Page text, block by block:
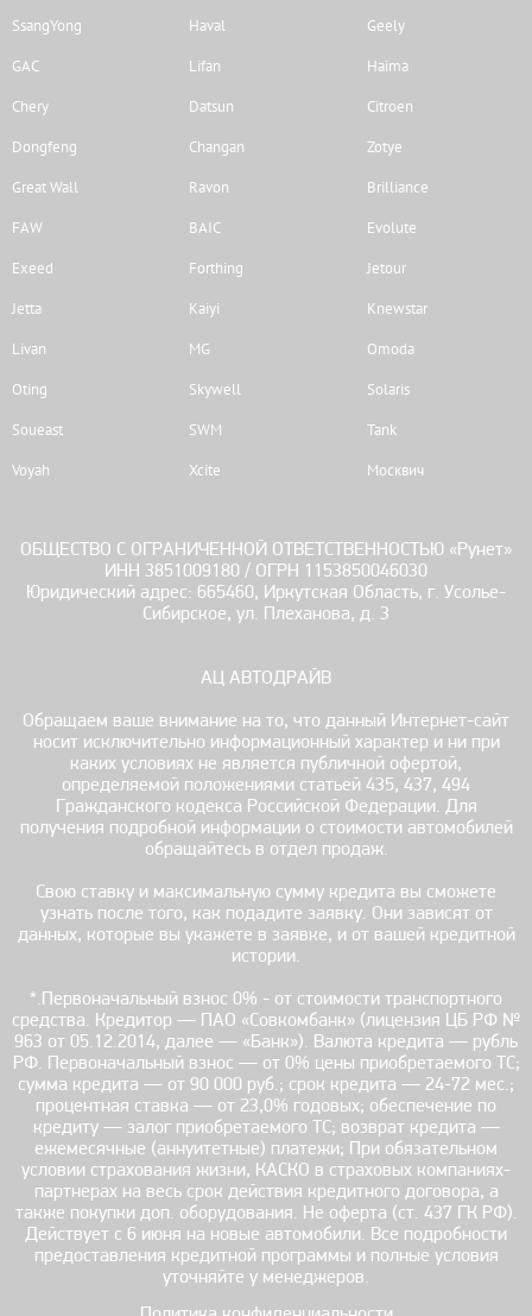
SsangYong
Haval
Geely
GAC
Lifan
Haima
Chery
Datsun
Citroen
Dongfeng
Changan
Zotye
Great Wall
Ravon
Brilliance
FAW
BAIC
Evolute
Exeed
Forthing
Jetour
Jetta
Kaiyi
Knewstar
Livan
MG
Omoda
Oting
Skywell
Solaris
Soueast
SWM
Tank
Voyah
Xcite Москвич
ОБЩЕСТВО С ОГРАНИЧЕННОЙ ОТВЕТСТВЕННОСТЬЮ «Рунет»
ИНН 3851009180 / ОГРН 1153850046030
Юридический адрес: 665460, Иркутская Область, г. Усолье-
Сибирское, ул. Плеханова, д. 3
АЦ АВТОДРАЙВ
Обращаем ваше внимание на то, что данный Интернет-сайт
носит исключительно информационный характер и ни при
каких условиях не является публичной офертой,
определяемой положениями статьей 435, 437, 494
Гражданского кодекса Российской Федерации. Для
получения подробной информации о стоимости автомобилей
обращайтесь в отдел продаж.
Свою ставку и максимальную сумму кредита вы сможете
узнать после того, как подадите заявку. Они зависят от
данных, которые вы укажете в заявке, и от вашей кредитной
истории.
*.Первоначальный взнос 0% - от стоимости транспортного
средства. Кредитор — ПАО «Совкомбанк» (лицензия ЦБ РФ №
963 от 05.12.2014, далее — «Банк»). Валюта кредита — рубль
РФ. Первоначальный взнос — от 0% цены приобретаемого ТС;
сумма кредита — от 90 000 руб.; срок кредита — 24-72 мес.;
процентная ставка — от 23,0% годовых; обеспечение по
кредиту — залог приобретаемого ТС; возврат кредита —
ежемесячные (аннуитетные) платежи; При обязательном
условии страхования жизни, КАСКО в страховых компаниях-
партнерах на весь срок действия кредитного договора, а
также покупки доп. оборудования. Не оферта (ст. 437 ГК РФ).
Действует с 6 июня на новые автомобили. Все подробности
предоставления кредитной программы и полные условия
уточняйте у менеджеров.